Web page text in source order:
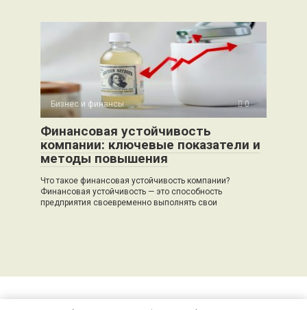
Бизнес и финансы 0
Финансовая устойчивость
компании: ключевые показатели и
методы повышения
Что такое финансовая устойчивость компании?
Финансовая устойчивость — это способность
предприятия своевременно выполнять свои